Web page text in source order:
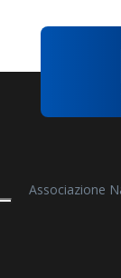
Associazione